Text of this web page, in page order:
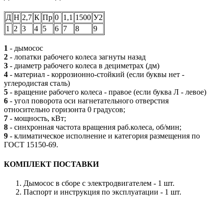
Д Н 2,7 К Пр 0 1,1 1500 У2
1
2 3 4 5 6 7 8 9
1 - дымосос
2 - лопатки рабочего колеса загнуты назад
3 - диаметр рабочего колеса в дециметрах (дм)
4 - материал - коррозионно-стойкий (если буквы нет -
углеродистая сталь)
5 - вращение рабочего колеса - правое (если буква Л - левое)
6 - угол поворота оси нагнетательного отверстия
относительно горизонта 0 градусов;
7 - мощность, кВт;
8 - синхронная частота вращения раб.колеса, об/мин;
9 - климатическое исполнение и категория размещения по
ГОСТ 15150-69.
КОМПЛЕКТ ПОСТАВКИ
Дымосос в сборе с электродвигателем - 1 шт.
Паспорт и инструкция по эксплуатации - 1 шт.